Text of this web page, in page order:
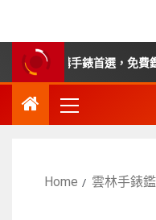
收購手錶首選，免費鑑定
Home 雲林手錶